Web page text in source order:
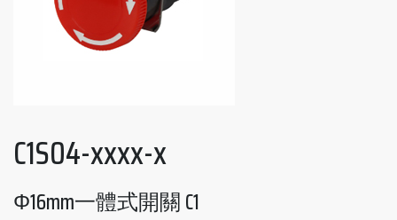
C1S04-xxxx-x
Φ16mm一體式開關 C1